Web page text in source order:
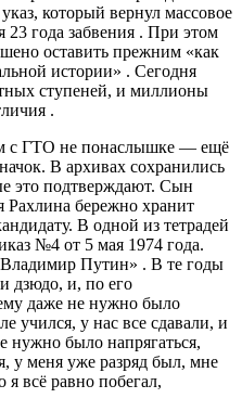
который вернул массовое
23 года забвения . При этом
оставить прежним «как
истории» . Сегодня
ступеней, и миллионы
.
с ГТО не понаслышке — ещё
В архивах сохранились
это подтверждают. Сын
Рахлина бережно хранит
В одной из тетрадей
№4 от 5 мая 1974 года.
Путин» . В те годы
дзюдо, и, по его
даже не нужно было
учился, у нас все сдавали, и
нужно было напрягаться,
у меня уже разряд был, мне
всё равно побегал,